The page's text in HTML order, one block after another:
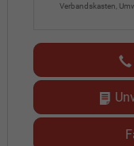
Verbandskasten,